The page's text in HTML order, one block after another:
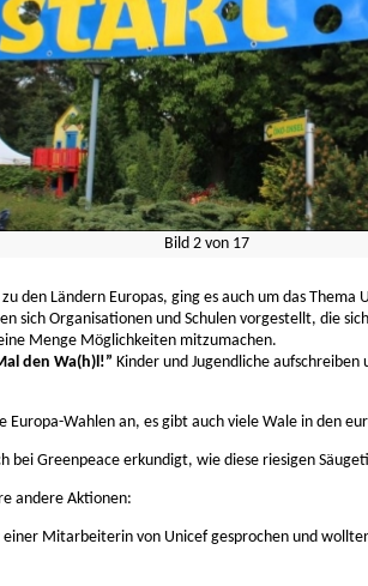
Bild 2von 17
den Ländern Europas, ging es auch um das Thema
sich Organisationen und Schulen vorgestellt, die
Menge Möglichkeiten mitzumachen.
den Wa(h)l!” Kinder und Jugendliche
Europa-Wahlen an, es gibt auch viele Wale in den
bei Greenpeace erkundigt, wie diese riesigen
andere Aktionen:
einer Mitarbeiterin von Unicef gesprochen und